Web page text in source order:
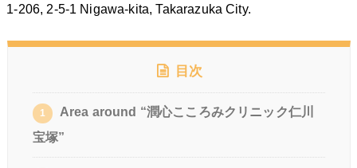
1-206, 2-5-1 Nigawa-kita, Takarazuka City.
目次
1
Area around “潤心こころみクリニック仁川
宝塚”